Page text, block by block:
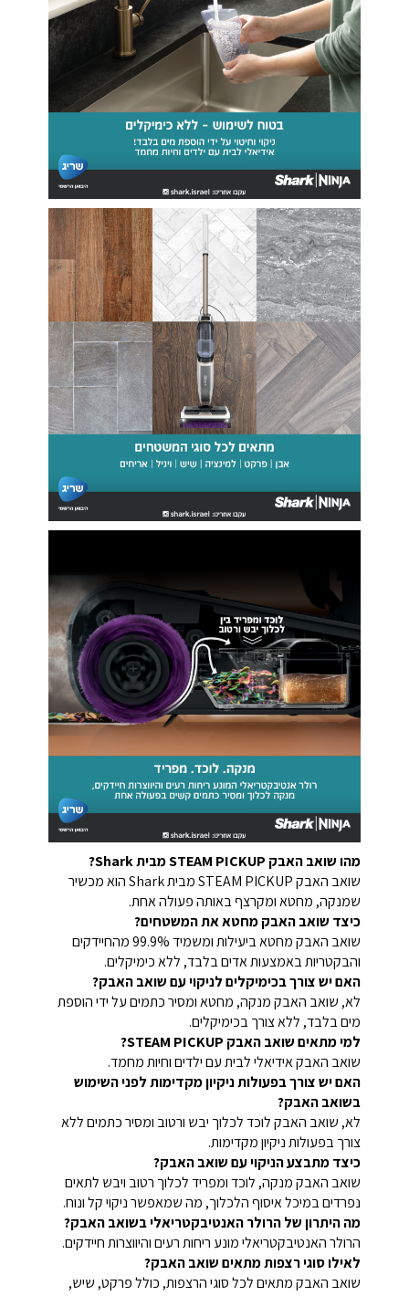
מהו שואב האבק STEAM PICKUP מבית Shark?
שואב האבק STEAM PICKUP מבית Shark הוא מכשיר
שמנקה, מחטא ומקרצף באותה פעולה אחת.
כיצד שואב האבק מחטא את המשטחים?
שואב האבק מחטא ביעילות ומשמיד 99.9% מהחיידקים
והבקטריות באמצעות אדים בלבד, ללא כימיקלים.
האם יש צורך בכימיקלים לניקוי עם שואב האבק?
לא, שואב האבק מנקה, מחטא ומסיר כתמים על ידי הוספת
מים בלבד, ללא צורך בכימיקלים.
למי מתאים שואב האבק STEAM PICKUP?
שואב האבק אידיאלי לבית עם ילדים וחיות מחמד.
האם יש צורך בפעולות ניקיון מקדימות לפני השימוש
בשואב האבק?
לא, שואב האבק לוכד לכלוך יבש ורטוב ומסיר כתמים ללא
צורך בפעולות ניקיון מקדימות.
כיצד מתבצע הניקוי עם שואב האבק?
שואב האבק מנקה, לוכד ומפריד לכלוך רטוב ויבש לתאים
נפרדים במיכל איסוף הלכלוך, מה שמאפשר ניקוי קל ונוח.
מה היתרון של הרולר האנטיבקטריאלי בשואב האבק?
הרולר האנטיבקטריאלי מונע ריחות רעים והיווצרות חיידקים.
לאילו סוגי רצפות מתאים שואב האבק?
שואב האבק מתאים לכל סוגי הרצפות, כולל פרקט, שיש,